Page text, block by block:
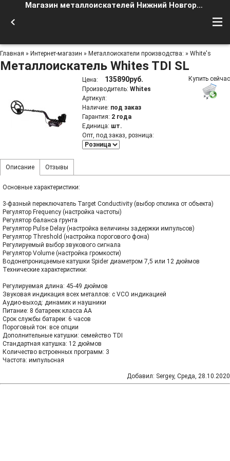
Магазин металлоискателей Нижний Новгород
Главная » Интернет-магазин » Металлоискатели производства: » White's
Металлоискатель Whites TDI SL
Цена: 135890руб.
Производитель: Whites
Артикул:
Наличие: под заказ
Гарантия: 2 года
Единица: шт.
Опт, под заказ, розница:
Купить сейчас
Описание Отзывы
Основные характеристики:
3-фазный переключатель Target Conductivity (выбор отклика от объекта)
Регулятор Frequency (настройка частоты)
Регулятор баланса грунта
Регулятор Pulse Delay (настройка величины задержки импульсов)
Регулятор Threshold (настройка порогового фона)
Регулируемый выбор звукового сигнала
Регулятор Volume (настройка громкости)
Водонепроницаемые катушки Spider диаметром 7,5 или 12 дюймов
Технические характеристики:
Регулируемая длина: 45-49 дюймов
Звуковая индикация всех металлов: с VCO индикацией
Аудио-выход: динамик и наушники
Питание: 8 батареек класса АА
Срок службы батареи: 6 часов
Пороговый тон: все опции
Дополнительные катушки: семейство TDI
Стандартная катушка: 12 дюймов
Количество встроенных программ: 3
Частота: импульсная
Добавил: Sergey, Среда, 28.10.2020